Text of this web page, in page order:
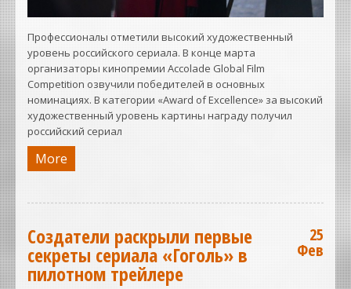
Профессионалы отметили высокий художественный
уровень российского сериала. В конце марта
организаторы кинопремии Accolade Global Film
Competition озвучили победителей в основных
номинациях. В категории «Award of Excellence» за высокий
художественный уровень картины награду получил
российский сериал
More
Создатели раскрыли первые
секреты сериала «Гоголь» в
пилотном трейлере
25
Фев